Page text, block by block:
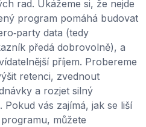
rad. Ukážeme si, že nejde
program pomáhá budovat
data (tedy
předá dobrovolně), a
příjem. Probereme
retenci, zvednout
a rozjet silný
Pokud vás zajímá, jak se liší
můžete